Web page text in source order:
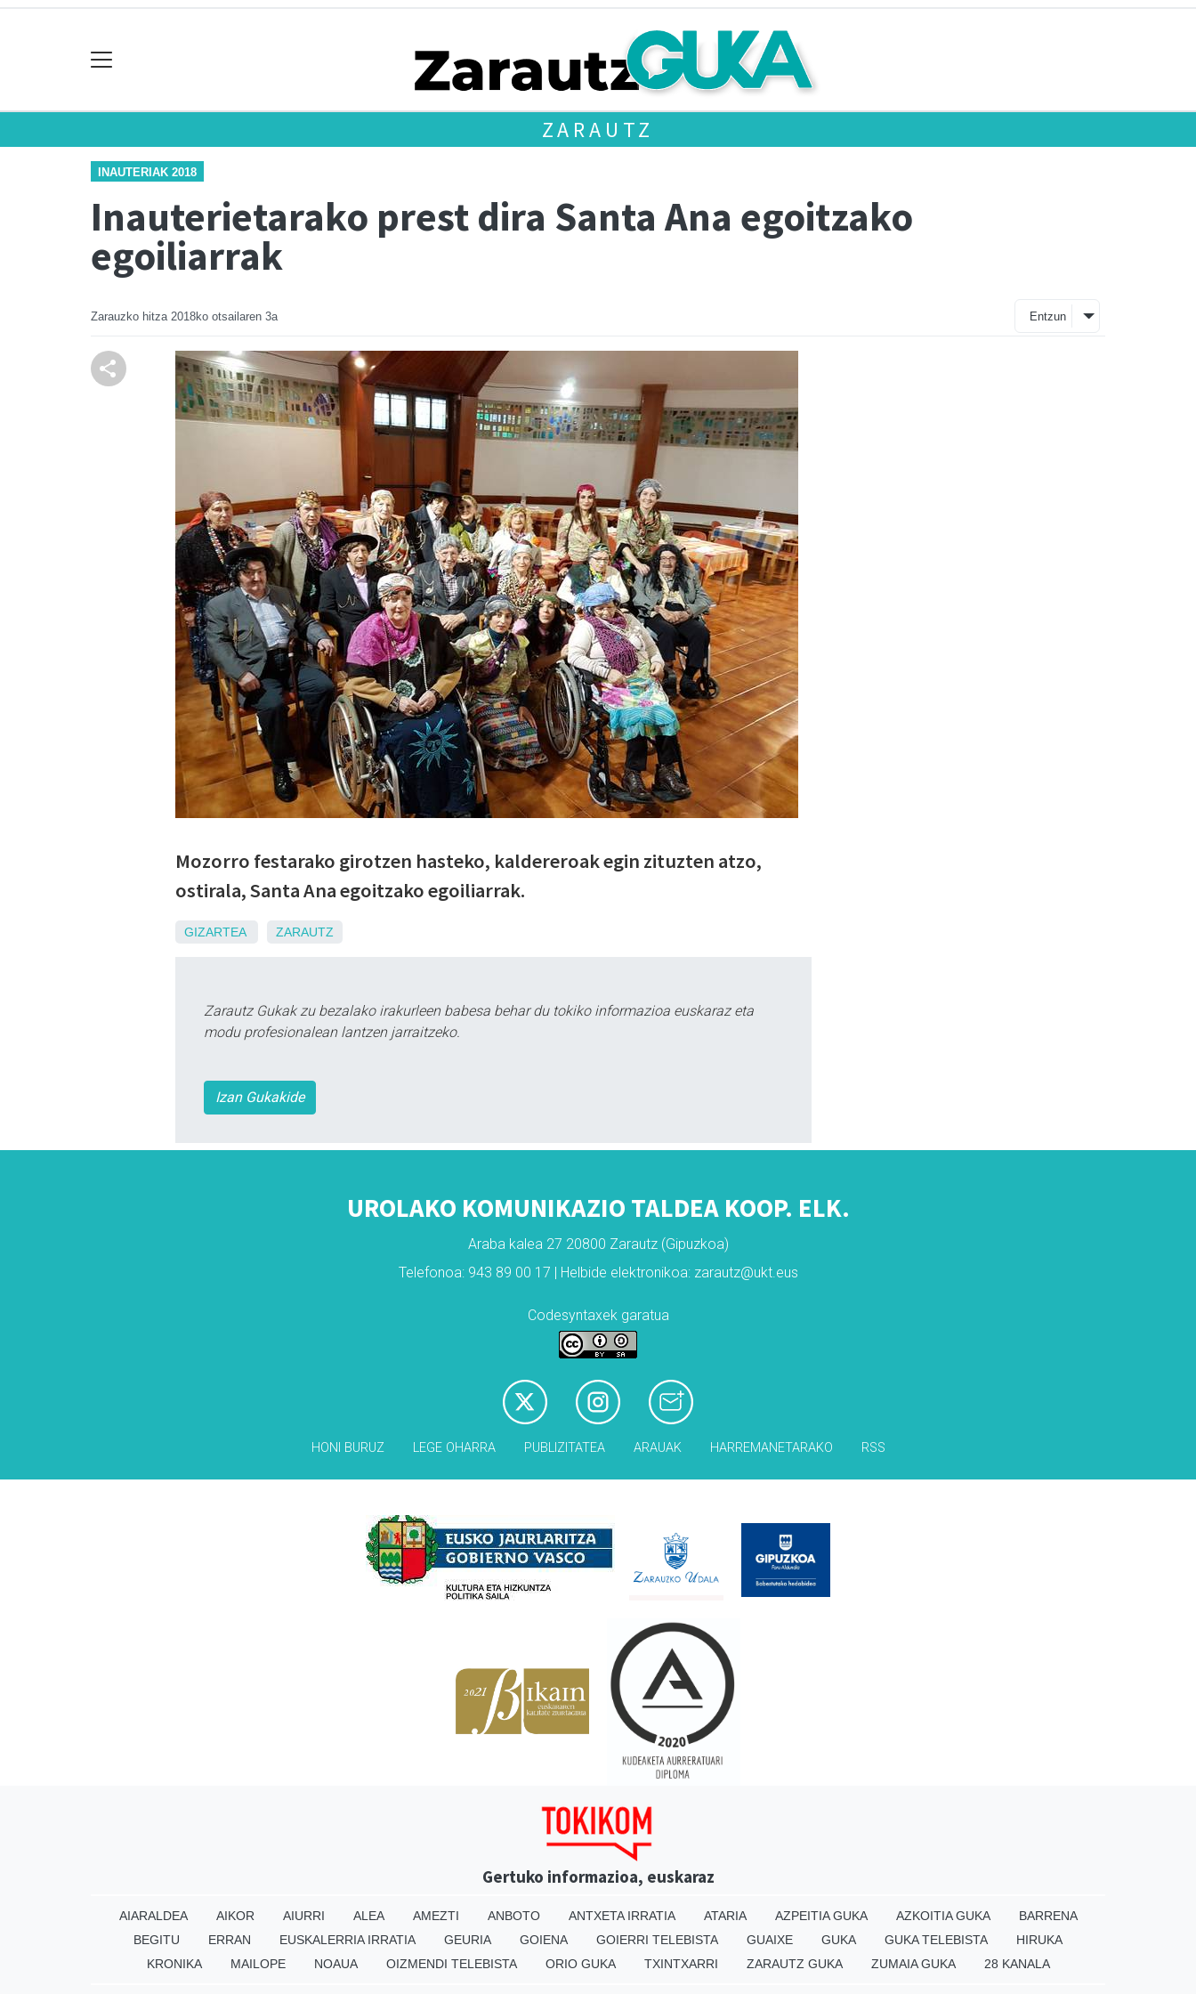
ZARAUTZ
INAUTERIAK 2018
Inauterietarako prest dira Santa Ana egoitzako
egoiliarrak
Zarauzko hitza 2018ko otsailaren 3a Entzun
Mozorro festarako girotzen hasteko, kaldereroak egin zituzten atzo,
ostirala, Santa Ana egoitzako egoiliarrak.
GIZARTEA ZARAUTZ
Zarautz Gukak zu bezalako irakurleen babesa behar du tokiko informazioa euskaraz eta
modu profesionalean lantzen jarraitzeko.
Izan Gukakide
UROLAKO KOMUNIKAZIO TALDEA KOOP. ELK.
Araba kalea 27 20800 Zarautz (Gipuzkoa)
Telefonoa: 943 89 00 17 | Helbide elektronikoa: zarautz@ukt.eus
Codesyntaxek garatua
HONI BURUZ LEGE OHARRA PUBLIZITATEA ARAUAK HARREMANETARAKO RSS
Gertuko informazioa, euskaraz
AIARALDEA AIKOR AIURRI ALEA AMEZTI ANBOTO ANTXETA IRRATIA ATARIA AZPEITIA GUKA AZKOITIA GUKA
BARRENA
BEGITU
ERRAN EUSKALERRIA IRRATIA GEURIA GOIENA GOIERRI TELEBISTA GUAIXE GUKA GUKA TELEBISTA
HIRUKA
KRONIKA
MAILOPE NOAUA OIZMENDI TELEBISTA ORIO GUKA TXINTXARRI ZARAUTZ GUKA ZUMAIA GUKA 28 KANALA